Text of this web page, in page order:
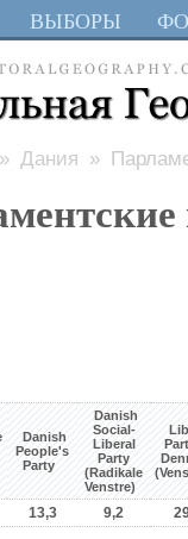
ВЫБОРЫ
» Дания »
Danish
People's
Party
Danish
Social-
Liberal
Party
(Radikale
Venstre)
13,3 9,2